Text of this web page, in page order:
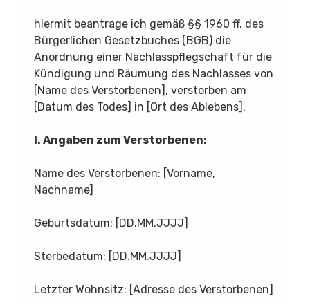
hiermit beantrage ich gemäß §§ 1960 ff. des
Bürgerlichen Gesetzbuches (BGB) die
Anordnung einer Nachlasspflegschaft für die
Kündigung und Räumung des Nachlasses von
[Name des Verstorbenen], verstorben am
[Datum des Todes] in [Ort des Ablebens].
I. Angaben zum Verstorbenen:
Name des Verstorbenen: [Vorname,
Nachname]
Geburtsdatum: [DD.MM.JJJJ]
Sterbedatum: [DD.MM.JJJJ]
Letzter Wohnsitz: [Adresse des Verstorbenen]